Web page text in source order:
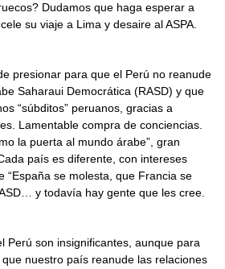
Dudamos que haga esperar a
su viaje a Lima y desaire al ASPA.
presionar para que el Perú no reanude
Saharaui Democrática (RASD) y que
“súbditos” peruanos, gracias a
Lamentable compra de conciencias.
la puerta al mundo árabe”, gran
país es diferente, con intereses
“España se molesta, que Francia se
y todavía hay gente que les cree.
Perú son insignificantes, aunque para
nuestro país reanude las relaciones